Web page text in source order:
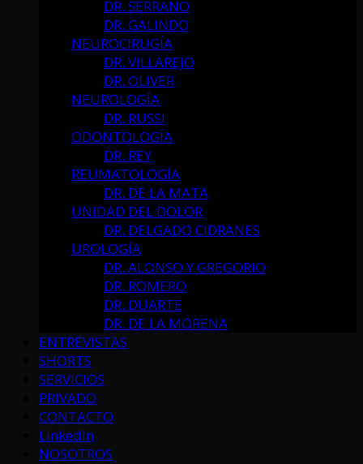
DR. SERRANO
DR. GALINDO
NEUROCIRUGÍA
DR. VILLAREJO
DR. OLIVER
NEUROLOGÍA
DR. RUSSI
ODONTOLOGÍA
DR. REY
REUMATOLOGÍA
DR. DE LA MATA
UNIDAD DEL DOLOR
DR. DELGADO CIDRANES
UROLOGÍA
DR. ALONSO Y GREGORIO
DR. ROMERO
DR. DUARTE
DR. DE LA MORENA
ENTREVISTAS
SHORTS
SERVICIOS
PRIVADO
CONTACTO
LinkedIn
NOSOTROS